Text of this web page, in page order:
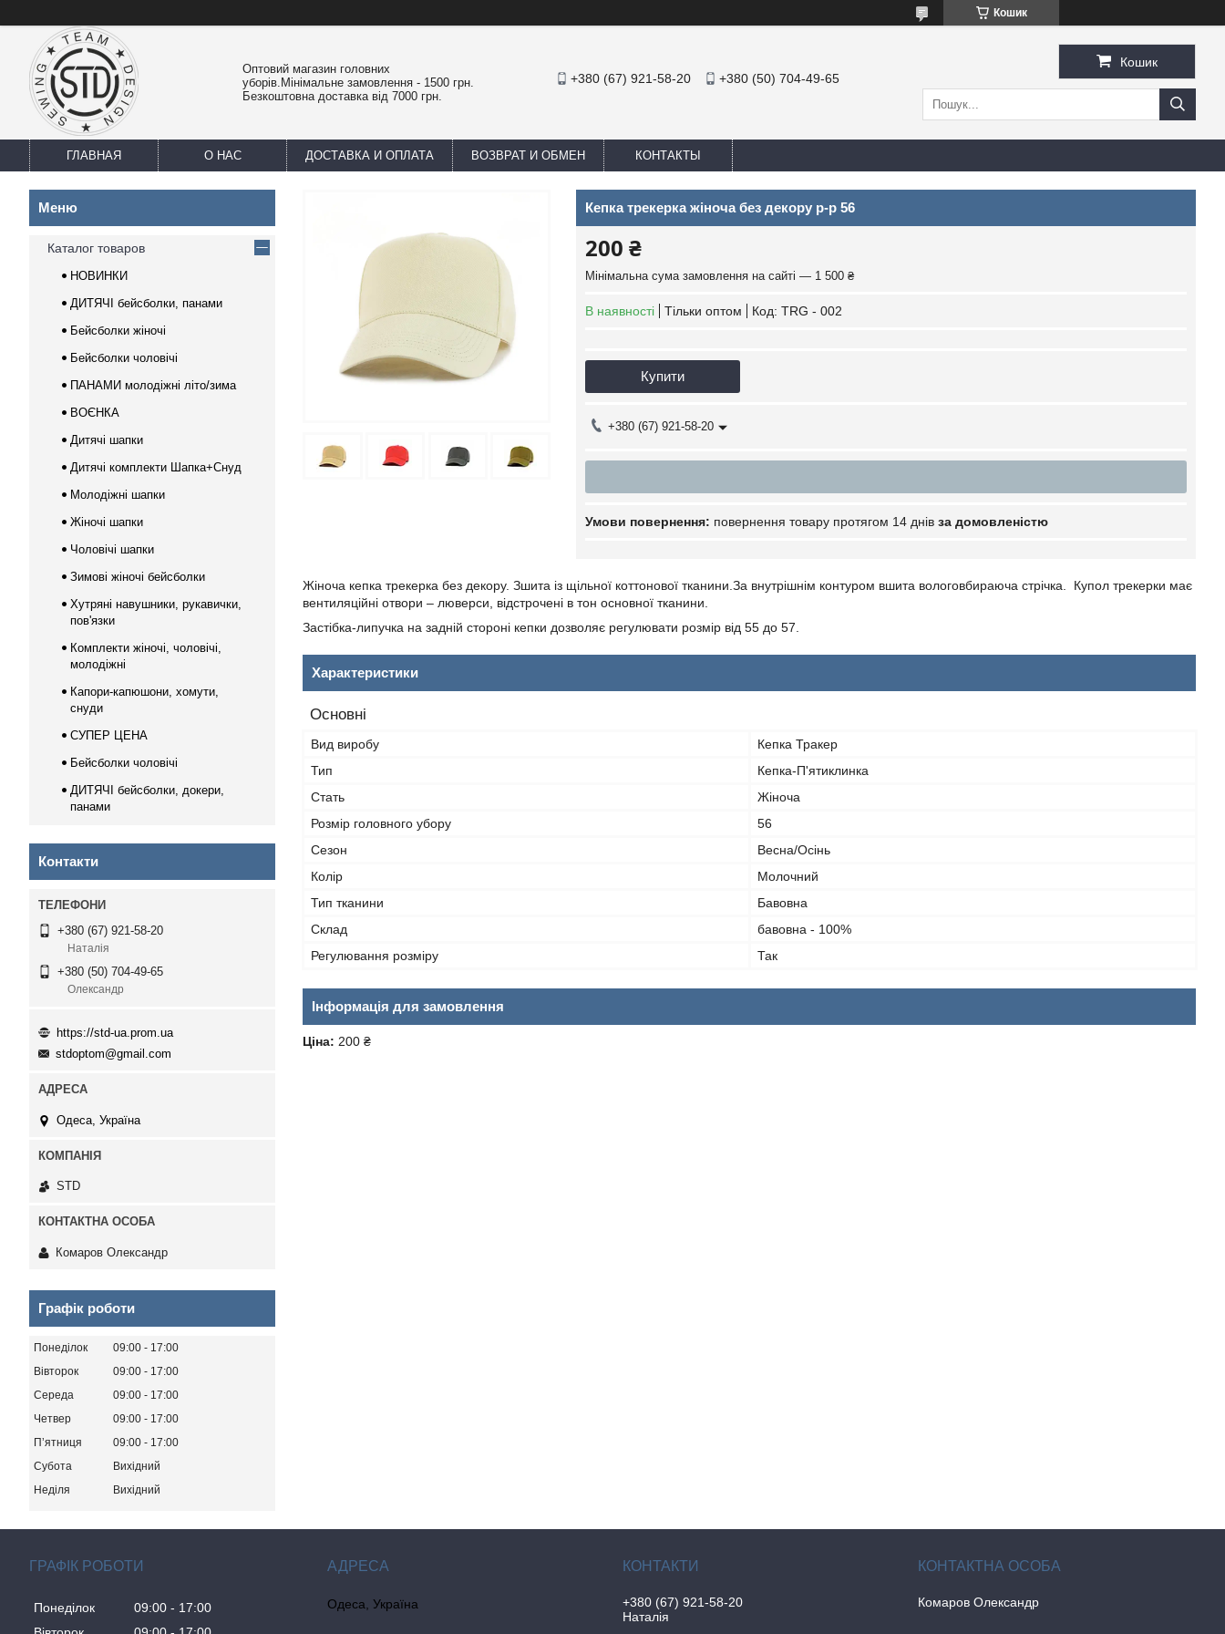
Кошик
Оптовий магазин головних
уборів.Мінімальне замовлення - 1500 грн.
Безкоштовна доставка від 7000 грн.
+380 (67) 921-58-20 +380 (50) 704-49-65
Кошик
ГЛАВНАЯ О НАС ДОСТАВКА И ОПЛАТА ВОЗВРАТ И ОБМЕН КОНТАКТЫ
Кепка трекерка жіноча без декору р-р 56
200 ₴
Мінімальна сума замовлення на сайті — 1 500 ₴
В наявності Тільки оптом Код: TRG - 002
Купити
+380 (67) 921-58-20
повернення товару протягом 14 днів за домовленістю
Жіноча кепка трекерка без декору. Зшита із щільної коттонової тканини.За внутрішнім контуром вшита вологовбираюча стрічка. Купол трекерки має
вентиляційні отвори – люверси, відстрочені в тон основної тканини.
Застібка-липучка на задній стороні кепки дозволяє регулювати розмір від 55 до 57.
Характеристики
Основні
Вид виробу
Кепка Тракер
Тип
Кепка-П'ятиклинка
Стать
Жіноча
Розмір головного убору
56
Сезон
Весна/Осінь
Колір
Молочний
Тип тканини
Бавовна
Склад
бавовна - 100%
Регулювання розміру
Так
Інформація для замовлення
Ціна: 200 ₴
Каталог товаров
НОВИНКИ
ДИТЯЧІ бейсболки, панами
Бейсболки жіночі
Бейсболки чоловічі
ПАНАМИ молодіжні літо/зима
ВОЄНКА
Дитячі шапки
Дитячі комплекти Шапка+Снуд
Молодіжні шапки
Жіночі шапки
Чоловічі шапки
Зимові жіночі бейсболки
Хутряні навушники, рукавички,
пов'язки
Комплекти жіночі, чоловічі,
молодіжні
Капори-капюшони, хомути,
снуди
СУПЕР ЦЕНА
Бейсболки чоловічі
ДИТЯЧІ бейсболки, докери,
панами
Контакти
+380 (67) 921-58-20
Наталія
+380 (50) 704-49-65
Олександр
https://std-ua.prom.ua
stdoptom@gmail.com
Одеса, Україна
STD
Комаров Олександр
Графік роботи
Понеділок 09:00
17:00
Вівторок
09:00
17:00
Середа
09:00
17:00
Четвер
09:00
17:00
Пʼятниця
09:00
17:00
Субота
Вихідний
Неділя
Вихідний
ГРАФІК РОБОТИ
Понеділок 09:00
17:00
Одеса, Україна
+380 (67) 921-58-20
Наталія
Комаров Олександр